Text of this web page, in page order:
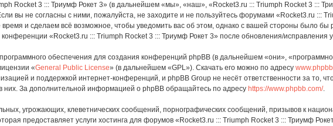
Rocket 3 ::: Триумф Рокет 3» (в дальнейшем «мы», «наш», «Rocket3.ru ::: Triumph Rocket 3 :::
вы не согласны с ними, пожалуйста, не заходите и не пользуйтесь форумами «Rocket3.ru :::
и сделаем всё возможное, чтобы уведомить вас об этом, однако с вашей стороны было бы
«Rocket3.ru ::: Triumph Rocket 3 ::: Триумф Рокет 3» после обновления/исправления
обеспечения для создания конференций phpBB (в дальнейшем «они»,
«General Public License» (в дальнейшем «GPL»). Скачать его можно по адресу
и поддержкой интернет-конференций, и phpBB Group не несёт ответственности за то,
них. За дополнительной информацией о phpBB обращайтесь по адресу https://www.phpbb.com/.
угрожающих, клеветнических сообщений, порнографических сообщений, призывов к
предоставляет услуги хостинга для форумов «Rocket3.ru ::: Triumph Rocket 3 ::: Триумф